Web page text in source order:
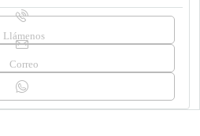
Llámenos
Correo